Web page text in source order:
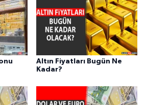
Altın Fiyatları Bugün Ne
Kadar?